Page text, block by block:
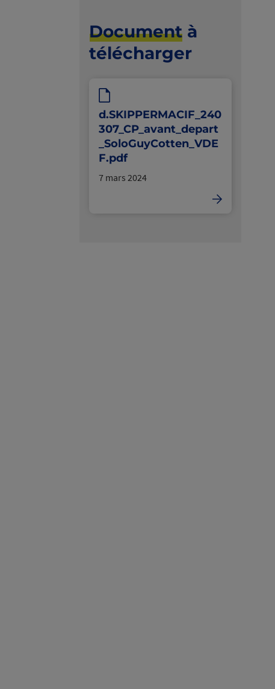
Document à
télécharger
d.SKIPPERMACIF_240
307_CP_avant_depart
_SoloGuyCotten_VDE
F.pdf
7 mars 2024